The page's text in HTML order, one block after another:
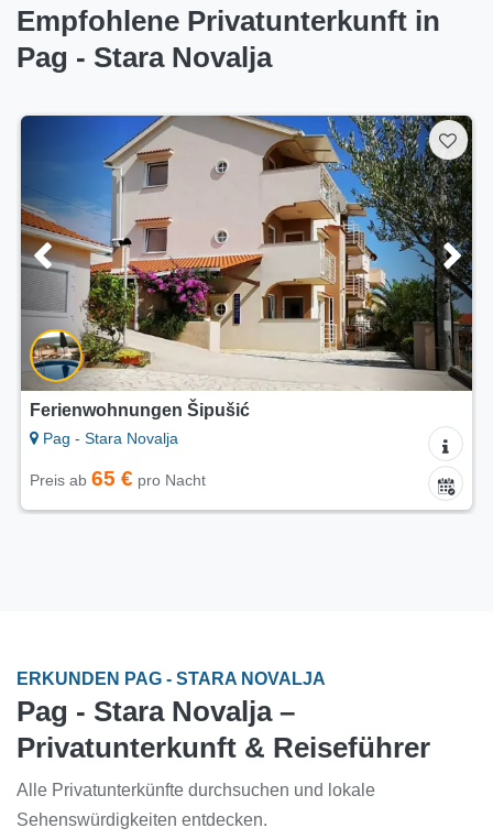
Empfohlene Privatunterkunft in
Pag - Stara Novalja
Ferienwohnungen Šipušić
Pag - Stara Novalja
Preis ab 65 € pro Nacht
ERKUNDEN PAG - STARA NOVALJA
Pag - Stara Novalja –
Privatunterkunft & Reiseführer
Alle Privatunterkünfte durchsuchen und lokale
Sehenswürdigkeiten entdecken.